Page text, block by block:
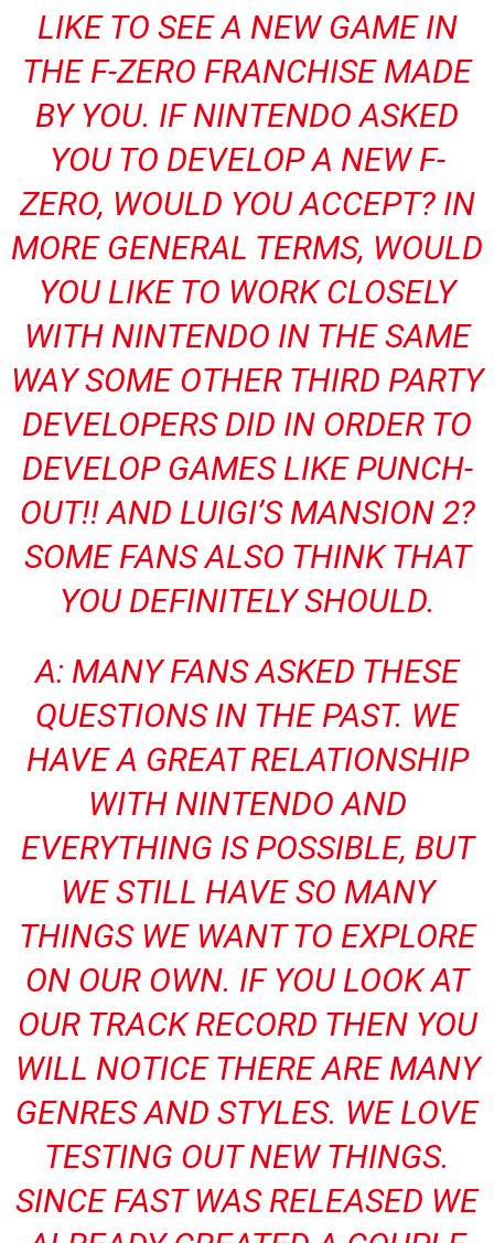
LIKE TO SEE A NEW GAME IN
THE F-ZERO FRANCHISE MADE
BY YOU. IF NINTENDO ASKED
YOU TO DEVELOP A NEW F-
ZERO, WOULD YOU ACCEPT? IN
MORE GENERAL TERMS, WOULD
YOU LIKE TO WORK CLOSELY
WITH NINTENDO IN THE SAME
WAY SOME OTHER THIRD PARTY
DEVELOPERS DID IN ORDER TO
DEVELOP GAMES LIKE PUNCH-
OUT!! AND LUIGI’S MANSION 2?
SOME FANS ALSO THINK THAT
YOU DEFINITELY SHOULD.
A: MANY FANS ASKED THESE
QUESTIONS IN THE PAST. WE
HAVE A GREAT RELATIONSHIP
WITH NINTENDO AND
EVERYTHING IS POSSIBLE, BUT
WE STILL HAVE SO MANY
THINGS WE WANT TO EXPLORE
ON OUR OWN. IF YOU LOOK AT
OUR TRACK RECORD THEN YOU
WILL NOTICE THERE ARE MANY
GENRES AND STYLES. WE LOVE
TESTING OUT NEW THINGS.
SINCE FAST WAS RELEASED WE